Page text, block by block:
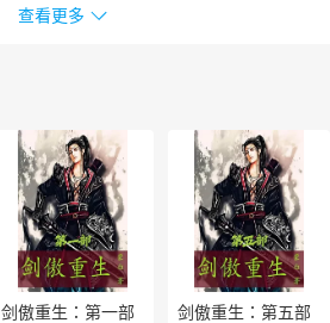
查看更多
剑傲重生：第一部
剑傲重生：第五部